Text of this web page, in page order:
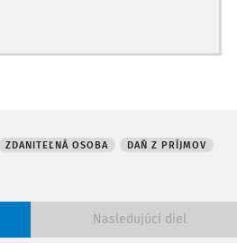
ZDANITEĽNÁ OSOBA
DAŇ Z PRÍJMOV
Nasledujúci diel